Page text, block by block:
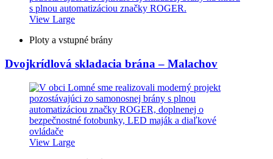
View Large
Ploty a vstupné brány
Dvojkrídlová skladacia brána – Malachov
View Large